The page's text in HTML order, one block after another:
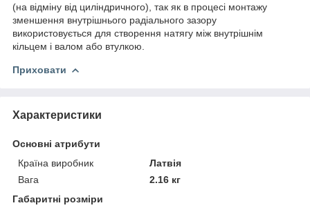
(на відміну від циліндричного), так як в процесі монтажу
зменшення внутрішнього радіального зазору
використовується для створення натягу між внутрішнім
кільцем і валом або втулкою.
Приховати
Характеристики
Основні атрибути
Країна виробник
Латвія
Вага
2.16 кг
Габаритні розміри